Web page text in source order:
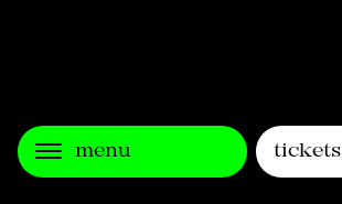
menu tickets